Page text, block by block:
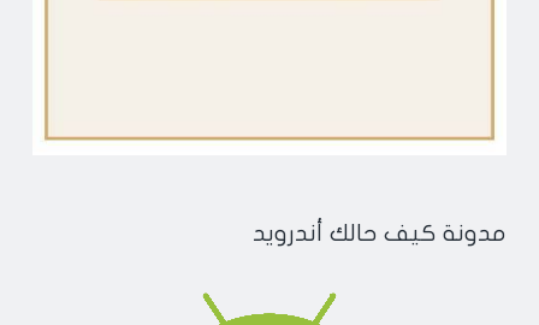
مدونة كيف حالك أندرويد